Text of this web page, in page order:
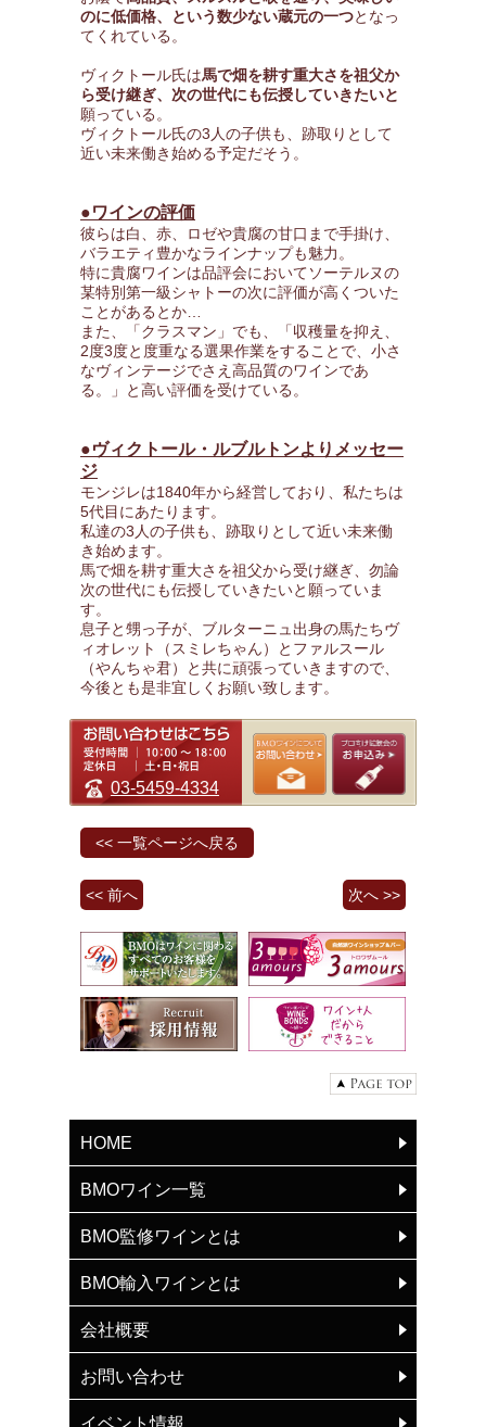
のに低価格、という数少ない蔵元の一つとなっ
てくれている。
ヴィクトール氏は馬で畑を耕す重大さを祖父か
ら受け継ぎ、次の世代にも伝授していきたいと
願っている。
ヴィクトール氏の3人の子供も、跡取りとして
近い未来働き始める予定だそう。
●ワインの評価
彼らは白、赤、ロゼや貴腐の甘口まで手掛け、
バラエティ豊かなラインナップも魅力。
特に貴腐ワインは品評会においてソーテルヌの
某特別第一級シャトーの次に評価が高くついた
ことがあるとか…
また、「クラスマン」でも、「収穫量を抑え、
2度3度と度重なる選果作業をすることで、小さ
なヴィンテージでさえ高品質のワインであ
る。」と高い評価を受けている。
●ヴィクトール・ルブルトンよりメッセー
ジ
モンジレは1840年から経営しており、私たちは
5代目にあたります。
私達の3人の子供も、跡取りとして近い未来働
き始めます。
馬で畑を耕す重大さを祖父から受け継ぎ、勿論
次の世代にも伝授していきたいと願っていま
す。
息子と甥っ子が、ブルターニュ出身の馬たちヴ
ィオレット（スミレちゃん）とファルスール
（やんちゃ君）と共に頑張っていきますので、
今後とも是非宜しくお願い致します。
03-5459-4334
<< 一覧ページへ戻る
<< 前へ 次へ >>
HOME
BMOワイン一覧
BMO監修ワインとは
BMO輸入ワインとは
会社概要
お問い合わせ
イベント情報